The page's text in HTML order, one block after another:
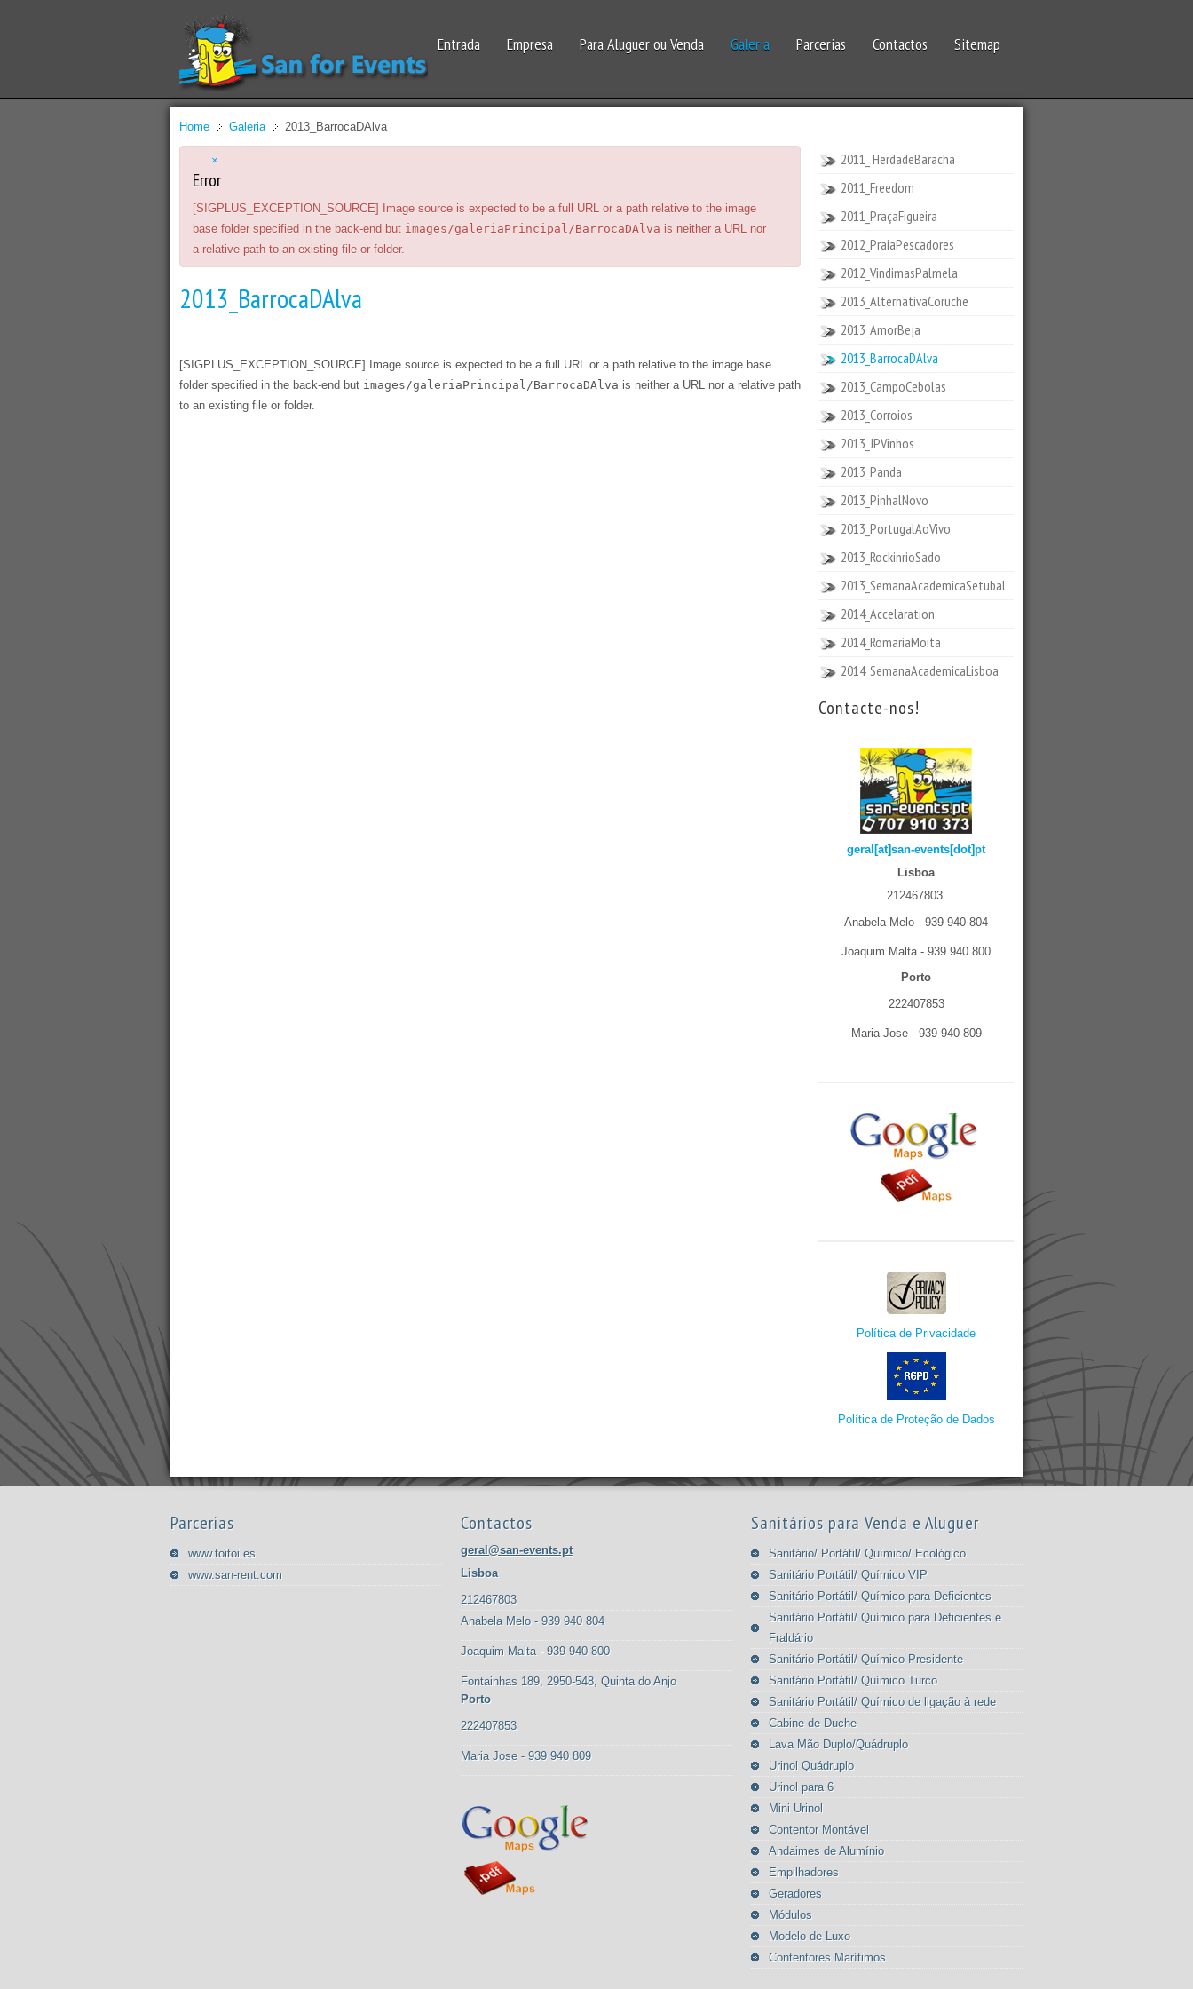
Entrada Empresa Para Aluguer ou Venda Galeria Parcerias Contactos Sitemap
Home Galeria 2013_BarrocaDAlva
×
Error
[SIGPLUS_EXCEPTION_SOURCE] Image source is expected to be a full URL or a path relative to the image
base folder specified in the back-end but images/galeriaPrincipal/BarrocaDAlva is neither a URL nor
a relative path to an existing file or folder.
2013_BarrocaDAlva
[SIGPLUS_EXCEPTION_SOURCE] Image source is expected to be a full URL or a path relative to the image base
folder specified in the back-end but images/galeriaPrincipal/BarrocaDAlva is neither a URL nor a relative path
to an existing file or folder.
2011_ HerdadeBaracha
2011_Freedom
2011_PraçaFigueira
2012_PraiaPescadores
2012_VindimasPalmela
2013_AlternativaCoruche
2013_AmorBeja
2013_BarrocaDAlva
2013_CampoCebolas
2013_Corroios
2013_JPVinhos
2013_Panda
2013_PinhalNovo
2013_PortugalAoVivo
2013_RockinrioSado
2013_SemanaAcademicaSetubal
2014_Accelaration
2014_RomariaMoita
2014_SemanaAcademicaLisboa
Contacte-nos!
geral[at]san-events[dot]pt
Lisboa
212467803
Anabela Melo - 939 940 804
Joaquim Malta - 939 940 800
Porto
222407853
Maria Jose - 939 940 809
Política de Privacidade
Política de Proteção de Dados
Parcerias
www.toitoi.es
www.san-rent.com
Contactos
geral@san-events.pt
Lisboa
212467803
Anabela Melo - 939 940 804
Joaquim Malta - 939 940 800
Fontainhas 189, 2950-548, Quinta do Anjo
Porto
222407853
Maria Jose - 939 940 809
Sanitários para Venda e Aluguer
Sanitário/ Portátil/ Químico/ Ecológico
Sanitário Portátil/ Químico VIP
Sanitário Portátil/ Químico para Deficientes
Sanitário Portátil/ Químico para Deficientes e
Fraldário
Sanitário Portátil/ Químico Presidente
Sanitário Portátil/ Químico Turco
Sanitário Portátil/ Químico de ligação à rede
Cabine de Duche
Lava Mão Duplo/Quádruplo
Urinol Quádruplo
Urinol para 6
Mini Urinol
Contentor Montável
Andaimes de Alumínio
Empilhadores
Geradores
Módulos
Modelo de Luxo
Contentores Marítimos